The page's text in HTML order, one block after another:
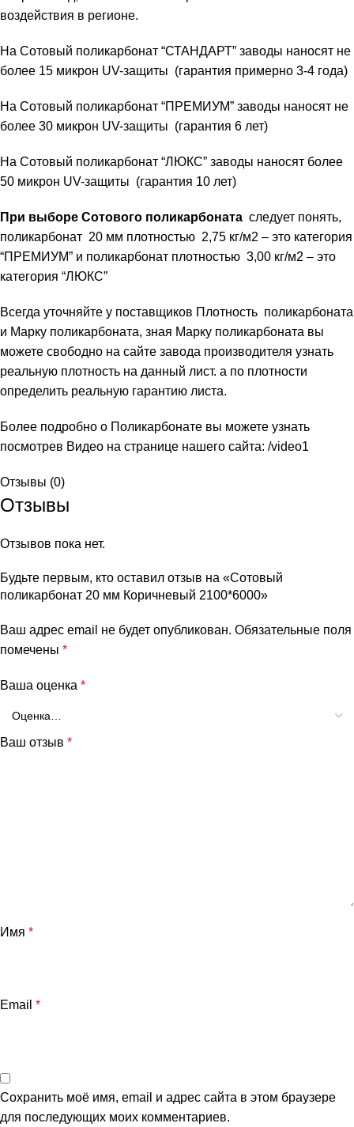
воздействия в регионе.
На Сотовый поликарбонат “СТАНДАРТ” заводы наносят не
более 15 микрон UV-защиты (гарантия примерно 3-4 года)
На Сотовый поликарбонат “ПРЕМИУМ” заводы наносят не
более 30 микрон UV-защиты (гарантия 6 лет)
На Сотовый поликарбонат “ЛЮКС” заводы наносят более
50 микрон UV-защиты (гарантия 10 лет)
При выборе Сотового поликарбоната следует понять,
поликарбонат 20 мм плотностью 2,75 кг/м2 – это категория
“ПРЕМИУМ” и поликарбонат плотностью 3,00 кг/м2 – это
категория “ЛЮКС”
Всегда уточняйте у поставщиков Плотность поликарбоната
и Марку поликарбоната, зная Марку поликарбоната вы
можете свободно на сайте завода производителя узнать
реальную плотность на данный лист. а по плотности
определить реальную гарантию листа.
Более подробно о Поликарбонате вы можете узнать
посмотрев Видео на странице нашего сайта: /video1
Отзывы (0)
Отзывы
Отзывов пока нет.
Будьте первым, кто оставил отзыв на «Сотовый
поликарбонат 20 мм Коричневый 2100*6000»
Ваш адрес email не будет опубликован. Обязательные поля
помечены *
Ваша оценка *
Ваш отзыв *
Имя *
Email *
Сохранить моё имя, email и адрес сайта в этом браузере
для последующих моих комментариев.